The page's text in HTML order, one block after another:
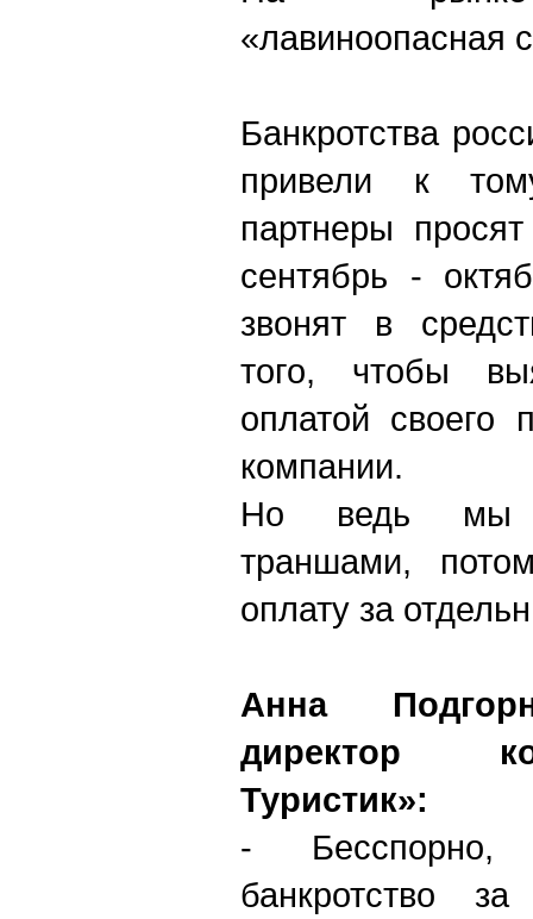
«лавиноопасная
Банкротства
привели к
партнеры
сентябрь -
звонят в
того, чтобы
оплатой своего
компании.
Но ведь мы
траншами,
оплату за
Анна
директор
Туристик»:
-
банкротство